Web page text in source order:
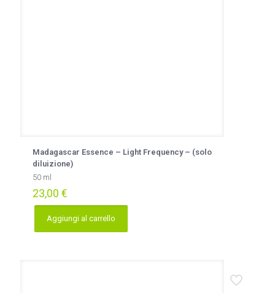
Madagascar Essence – Light Frequency – (solo
diluizione)
50 ml
23,00 €
Aggiungi al carrello